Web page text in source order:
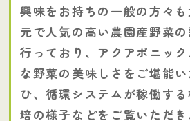
興味をお持ちの一般の方々
元で人気の高い農園産野菜
行っており、アクアポニッ
な野菜の美味しさをご堪能
ひ、循環システムが稼働す
培の様子などをご覧いただ